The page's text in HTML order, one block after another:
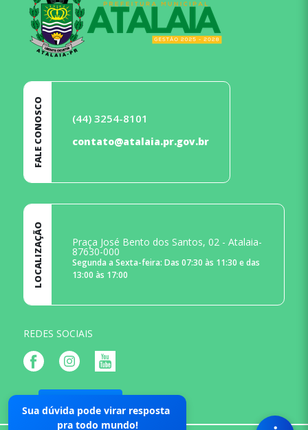
Sua dúvida pode virar resposta
pra todo mundo!
FALE CONOSCO (44) 3254-8101
contato@atalaia.pr.gov.br
LOCALIZAÇÃO Praça José Bento dos Santos, 02 - Atalaia-
87630-000
Segunda a Sexta-feira: Das 07:30 às 11:30 e das
13:00 às 17:00
REDES SOCIAIS